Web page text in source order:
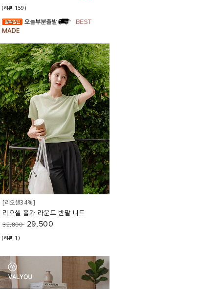
(리뷰:159)
[리오셀34%]
리오셀 홀가 라운드 반팔 니트
32,800 29,500
(리뷰:1)